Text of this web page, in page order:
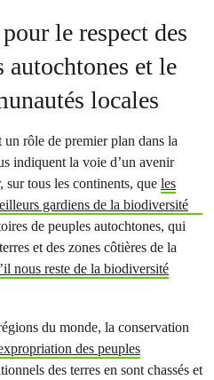
le respect des
autochtones et le
locales
rôle de premier plan dans la
indiquent la voie d’un avenir
tous les continents, que les
gardiens de la biodiversité
de peuples autochtones, qui
et des zones côtières de la
nous reste de la biodiversité
du monde, la conservation
des peuples
des terres en sont chassés et